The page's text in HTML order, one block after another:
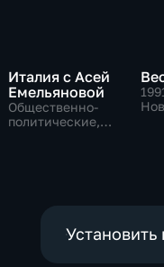
Италия с Асей
Емельяновой
Общественно-
политические,